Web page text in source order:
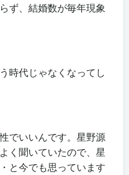
ず、結婚数が毎年現象
時代じゃなくなってし
でいいんです。星野源
く聞いていたので、星
と今でも思っています